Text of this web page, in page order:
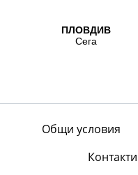
Общи условия
Контакти